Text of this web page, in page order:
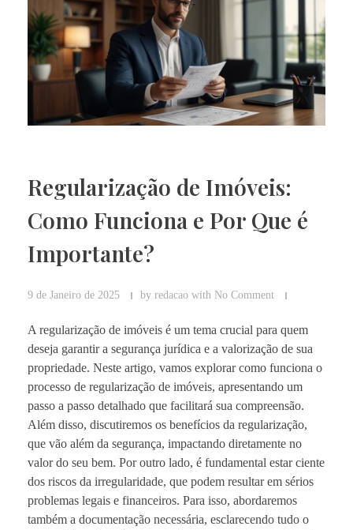
Regularização de Imóveis:
Como Funciona e Por Que é
Importante?
9 de Janeiro de 2025 by redacao with No Comment
A regularização de imóveis é um tema crucial para quem
deseja garantir a segurança jurídica e a valorização de sua
propriedade. Neste artigo, vamos explorar como funciona o
processo de regularização de imóveis, apresentando um
passo a passo detalhado que facilitará sua compreensão.
Além disso, discutiremos os benefícios da regularização,
que vão além da segurança, impactando diretamente no
valor do seu bem. Por outro lado, é fundamental estar ciente
dos riscos da irregularidade, que podem resultar em sérios
problemas legais e financeiros. Para isso, abordaremos
também a documentação necessária, esclarecendo tudo o